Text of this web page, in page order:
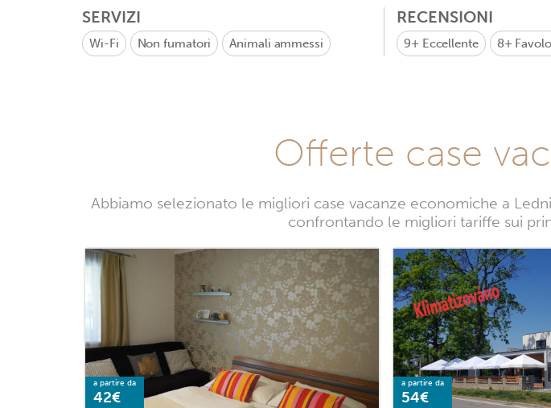
SERVIZI
Wi-Fi Non fumatori Animali ammessi
RECENSIONI
9+ Eccellente 8+
Offerte case
Abbiamo selezionato le migliori case vacanze economiche a
confrontando le migliori tariffe sui
a partire da
42€
a partire da
54€